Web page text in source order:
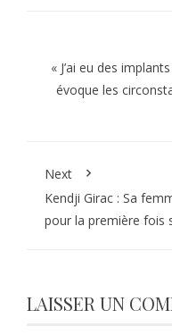
« J’ai eu des
évoque les
Next
Kendji Girac : Sa
pour la première fois
LAISSER UN